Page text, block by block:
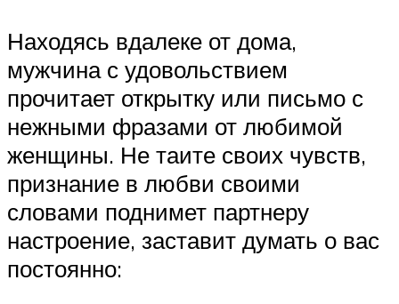
Находясь вдалеке от дома,
мужчина с удовольствием
прочитает открытку или письмо с
нежными фразами от любимой
женщины. Не таите своих чувств,
признание в любви своими
словами поднимет партнеру
настроение, заставит думать о вас
постоянно: